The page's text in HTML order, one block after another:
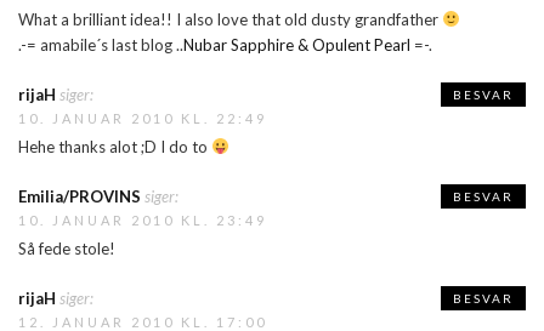
What a brilliant idea!! I also love that old dusty grandfather
.-= amabile´s last blog ..Nubar Sapphire & Opulent Pearl =-.
rijaH siger:
10. JANUAR 2010 KL. 22:49
Hehe thanks alot ;D I do to
BESVAR
Emilia/PROVINS siger:
10. JANUAR 2010 KL. 23:49
Så fede stole!
BESVAR
rijaH siger:
12. JANUAR 2010 KL. 17:00
BESVAR